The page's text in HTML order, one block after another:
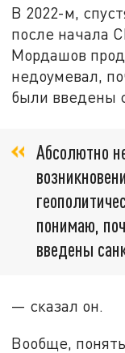
В 2022-м,
после начала
Мордашов
недоумевал,
были введены
Абсолютно
понимаю,
введены
— сказал он.
Вообще,